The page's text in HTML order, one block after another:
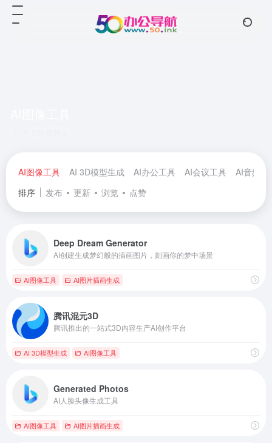
AI图像工具 AI 3D模型生成 AI办公工具 AI会议工具
AI音频工
排序
发布 更新 浏览 点赞
Deep Dream Generator
AI创建生成梦幻般的插画图片，刻画你的梦中场景
AI图像工具 AI图片插画生成
腾讯混元3D
腾讯推出的一站式3D内容生产AI创作平台
AI 3D模型生成 AI图像工具
Generated Photos
AI人脸头像生成工具
AI图像工具 AI图片插画生成